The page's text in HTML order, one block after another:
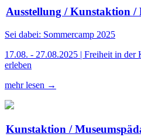
Ausstellung / Kunstaktion /
Sei dabei: Sommercamp 2025
17.08. - 27.08.2025 | Freiheit in der
erleben
mehr lesen →
Kunstaktion /